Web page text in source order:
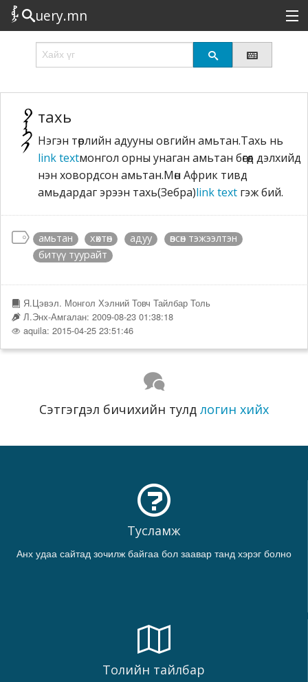
uery.mn
Сонирхолтой
Эрэлттэй
Төрөл
Татах
тахь
Нэгэн төрлийн адууны овгийн амьтан.Тахь нь
link textмонгол орны унаган амьтан бөгөөд дэлхийд
нэн ховордсон амьтан.Мөн Африк тивд
амьдардаг эрээн тахь(Зебра)link textгэж бий.
амьтан хөхтөн адуу
өвсөн тэжээлтэн
битүү туурайт
Я.Цэвэл. Монгол Хэлний Товч Тайлбар Толь
Л.Энх-Амгалан: 2009-08-23 01:38:18
aquila: 2015-04-25 23:51:46
Сэтгэгдэл бичихийн тулд логин хийх
Тусламж
Анх удаа сайтад зочилж байгаа бол заавар танд хэрэг болно
Толийн тайлбар